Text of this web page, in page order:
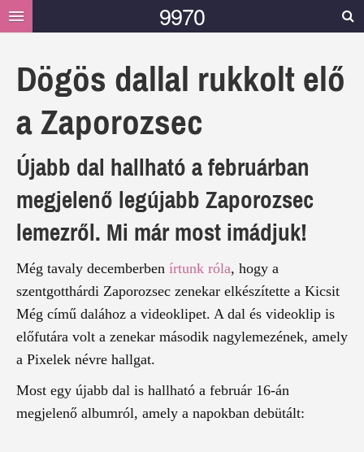
9970
HÍREK
MÁSOK MONDTÁK
GALÉRIA
VIDEÓ
TÁMOGATÁS
Dögös dallal rukkolt elő
a Zaporozsec
Újabb dal hallható a februárban
megjelenő legújabb Zaporozsec
lemezről. Mi már most imádjuk!
Még tavaly decemberben írtunk róla, hogy a
szentgotthárdi Zaporozsec zenekar elkészítette a Kicsit
Még című dalához a videoklipet. A dal és videoklip is
előfutára volt a zenekar második nagylemezének, amely
a Pixelek névre hallgat.
Most egy újabb dal is hallható a február 16-án
megjelenő albumról, amely a napokban debütált: